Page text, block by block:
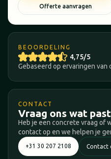
Offerte aanvragen
BEOORDELING
4,75/5
Gebaseerd op ervaringen van
CONTACT
Vraag ons wat past
Heb je een concrete vraag of
contact op en we helpen je
+31 30 207 2108 Contact